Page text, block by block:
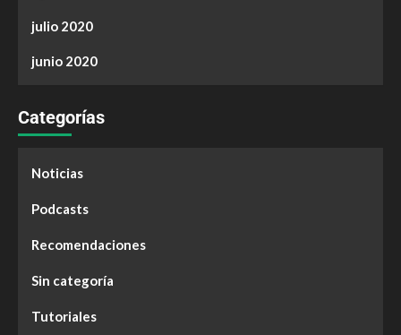
julio 2020
junio 2020
Categorías
Noticias
Podcasts
Recomendaciones
Sin categoría
Tutoriales